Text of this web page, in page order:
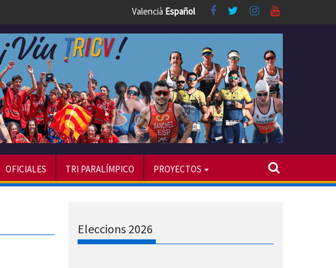
Valencià Español
OFICIALES TRI PARALÍMPICO PROYECTOS
Eleccions 2026